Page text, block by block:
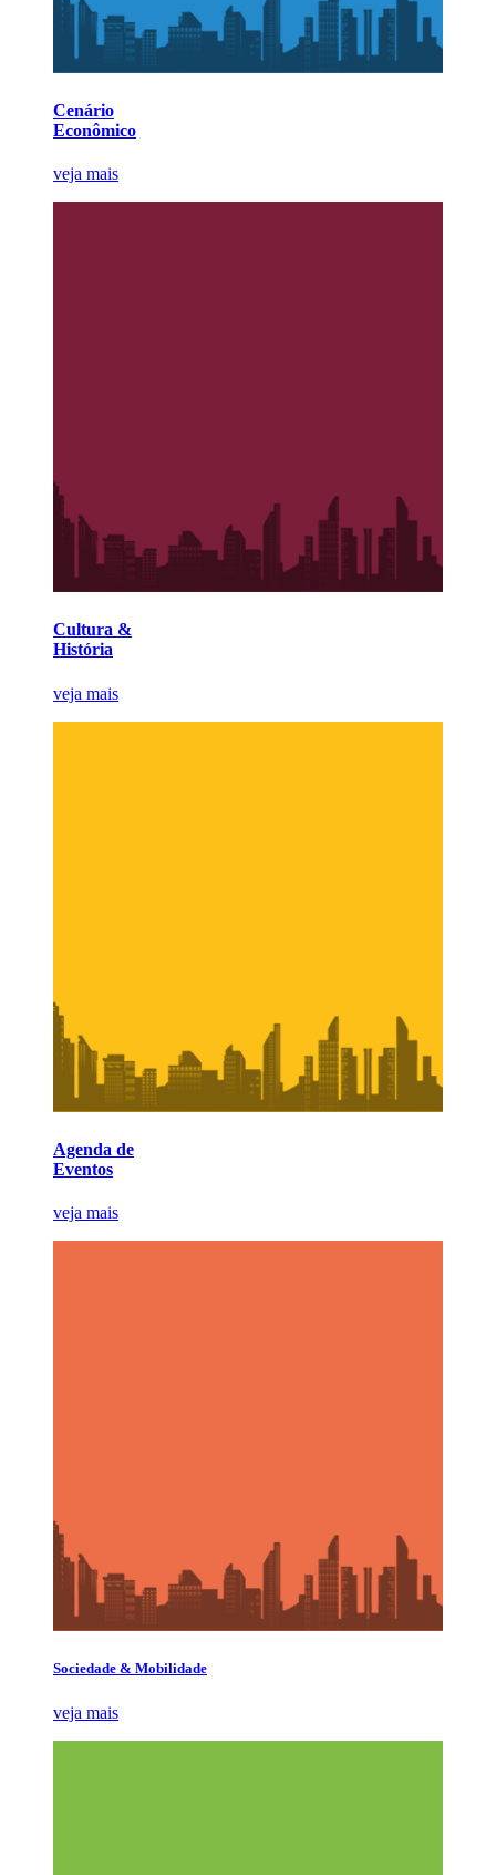
Cenário
Econômico
veja mais
Cultura &
História
veja mais
Agenda de
Eventos
veja mais
Sociedade & Mobilidade
veja mais